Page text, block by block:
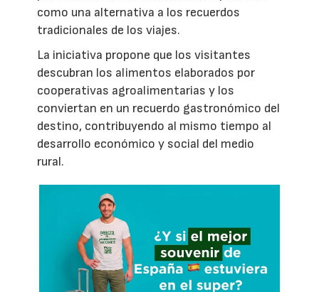
como una alternativa a los recuerdos
tradicionales de los viajes.
La iniciativa propone que los visitantes
descubran los alimentos elaborados por
cooperativas agroalimentarias y los
conviertan en un recuerdo gastronómico del
destino, contribuyendo al mismo tiempo al
desarrollo económico y social del medio
rural.